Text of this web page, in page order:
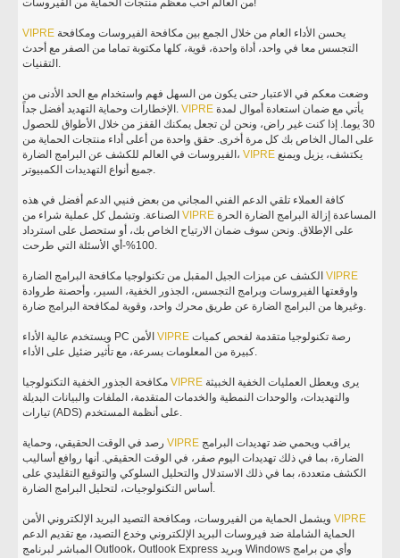
من العالم أحب معظم منتجات الحماية من الفيروسات!
VIPRE
التجسس معا في واحد، أداة واحدة، قوية، كلها مكتوبة تماما من الصفر مع أحدث
التقنيات.
وضعت معكم في الاعتبار حتى يكون من السهل فهم واستخدام مع الحد الأدنى من
الإخطارات وحماية التهديد أفضل جداً.VIPRE يأتي مع ضمان استعادة أموال لمدة
30 يوما. إذا كنت غير راض، ونحن لن تجعل يمكنك القفز من خلال الأطواق للحصول
على المال الخاص بك كل مرة أخرى. حقق واحدة من أعلى أداء منتجات الحماية من
الفيروسات في العالم للكشف عن البرامج الضارة،VIPRE يكتشف، يزيل ويمنع
جميع أنواع التهديدات الكمبيوتر.
كافة العملاء تلقي الدعم الفني المجاني من بعض فنيي الدعم أفضل في هذه
الصناعة. وتشمل كل عملية شراء منVIPRE المساعدة إزالة البرامج الضارة الحرة
على الإطلاق. ونحن سوف ضمان الارتياح الخاص بك، أو ستحصل على استرداد
100%-أي الأسئلة التي طرحت.
الكشف عن ميزات الجيل المقبل من تكنولوجيا مكافحة البرامج الضارةVIPRE
واوقعتها الفيروسات وبرامج التجسس، الجذور الخفية، السير، وأحصنة طروادة
وغيرها من البرامج الضارة عن طريق محرك واحد، وقوية لمكافحة البرامج ضارة.
ويستخدم عالية الأداء PC الأمنVIPRE رصة تكنولوجيا متقدمة لفحص كميات
كبيرة من المعلومات بسرعة، مع تأثير ضئيل على الأداء.
مكافحة الجذور الخفية التكنولوجياVIPRE
والتهديدات، والوحدات النمطية والخدمات المتقدمة، الملفات والبيانات البديلة
تيارات (ADS) على أنظمة المستخدم.
رصد في الوقت الحقيقي، وحمايةVIPRE
الضارة، بما في ذلك تهديدات اليوم صفر، في الوقت الحقيقي. أنها روافع أساليب
الكشف متعددة، بما في ذلك الاستدلال والتحليل السلوكي والتوقيع التقليدي على
أساس التكنولوجيات، لتحليل البرامج الضارة.
ويشمل الحماية من الفيروسات، ومكافحة التصيد البريد الإلكتروني الأمنVIPRE
الحماية الشاملة ضد فيروسات البريد الإلكتروني وخدع التصيد، مع تقديم الدعم
المباشر لبرنامج Outlook، Outlook Express وبريد Windows وأي من برامج